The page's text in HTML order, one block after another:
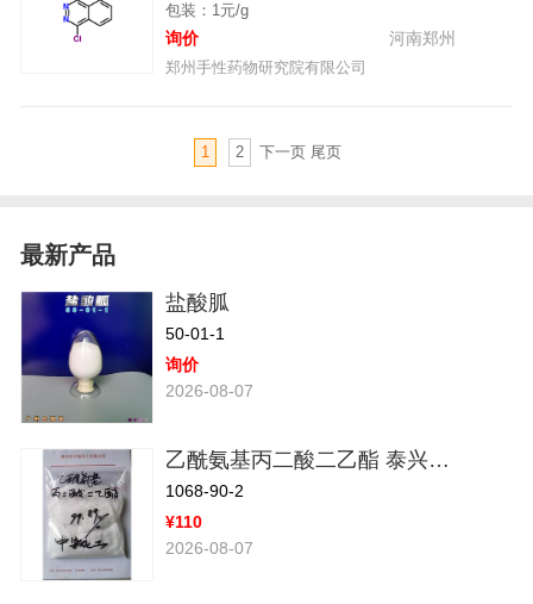
包装：1元/g
询价 河南郑州
郑州手性药物研究院有限公司
1 2 下一页 尾页
最新产品
盐酸胍
50-01-1
询价
2026-08-07
乙酰氨基丙二酸二乙酯 泰兴中染
1068-90-2
¥110
2026-08-07